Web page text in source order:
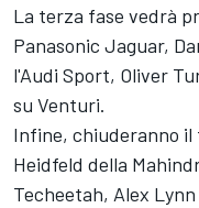
La terza fase vedrà
Panasonic Jaguar,
l'Audi Sport, Oliver
su Venturi.
Infine, chiuderanno il
Heidfeld della
Techeetah, Alex